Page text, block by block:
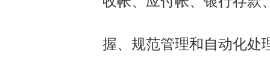
握、规范管理和自动化处